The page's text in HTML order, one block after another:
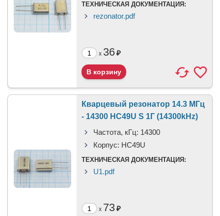
ТЕХНИЧЕСКАЯ ДОКУМЕНТАЦИЯ:
rezonator.pdf
x 36₽
Кварцевый резонатор 14.3 МГц
- 14300 HC49U S 1Г (14300kHz)
Частота, кГц: 14300
Корпус: HC49U
ТЕХНИЧЕСКАЯ ДОКУМЕНТАЦИЯ:
U1.pdf
x 73₽